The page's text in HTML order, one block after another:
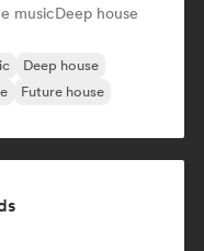
musicDeep house
Deep house
Future house